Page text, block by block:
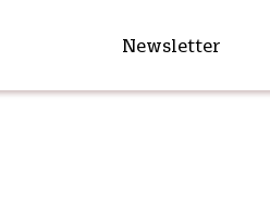
Newsletter